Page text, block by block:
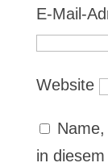
E-Mail-
Website
in